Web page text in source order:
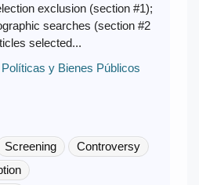
exclusion (section #1);
searches (section #2
selected...
y Bienes Públicos
Screening
Controversy